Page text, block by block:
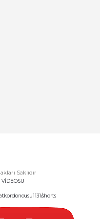
Saklıdır
shorts